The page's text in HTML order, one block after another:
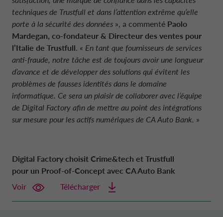
techniques de Trustfull et dans l’attention extrême qu’elle
porte à la sécurité des données », a commenté Paolo
Mardegan, co-fondateur & Directeur des ventes pour
l’Italie de Trustfull. « En tant que fournisseurs de services
anti-fraude, notre tâche est de toujours avoir une longueur
d’avance et de développer des solutions qui évitent les
problèmes de fausses identités dans le domaine
informatique. Ce sera un plaisir de collaborer avec l’équipe
de Digital Factory afin de mettre au point des intégrations
sur mesure pour les actifs numériques de CA Auto Bank. »
Digital Factory choisit Crime&tech et Trustfull
pour un Proof-of-Concept avec CA Auto Bank
Voir
Télécharger